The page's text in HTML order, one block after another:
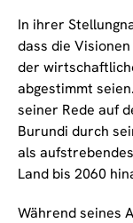
In ihrer
dass die
der
abgestimmt
seiner Rede auf
Burundi durch
als
Land bis 2060
Während seines